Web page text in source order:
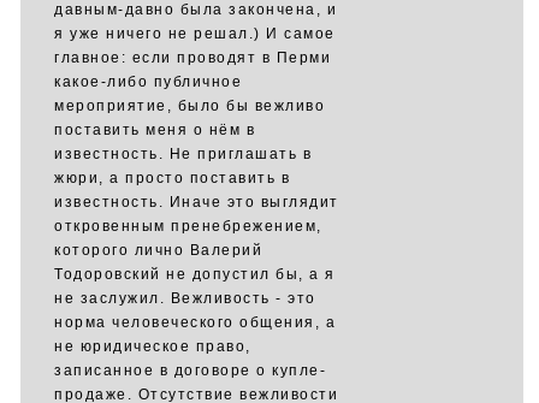
давным-давно была закончена, и
я уже ничего не решал.) И самое
главное: если проводят в Перми
какое-либо публичное
мероприятие, было бы вежливо
поставить меня о нём в
известность. Не приглашать в
жюри, а просто поставить в
известность. Иначе это выглядит
откровенным пренебрежением,
которого лично Валерий
Тодоровский не допустил бы, а я
не заслужил. Вежливость - это
норма человеческого общения, а
не юридическое право,
записанное в договоре о купле-
продаже. Отсутствие вежливости